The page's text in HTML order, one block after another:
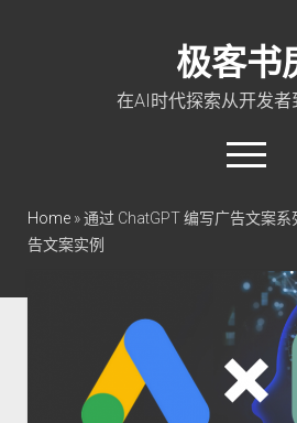
极客书
在AI时代探索从开发者
open
menu
twitterlinkedinrss
Go 入门教程
PHP 全栈指南
玩转 ChatGPT
软件工程
Home»通过 ChatGPT 编写广告文案
告文案实例